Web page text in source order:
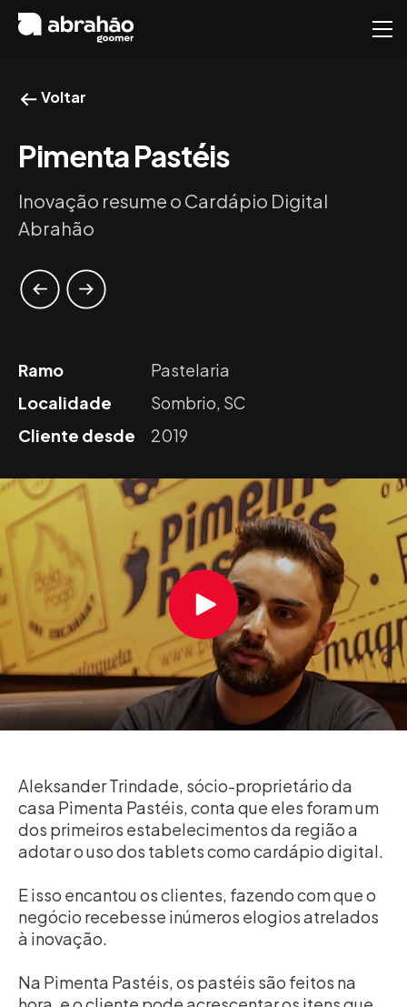
Voltar
Pimenta Pastéis
Inovação resume o Cardápio Digital
Abrahão
Ramo
Pastelaria
Localidade
Sombrio, SC
Cliente desde
2019
Aleksander Trindade, sócio-proprietário da
casa Pimenta Pastéis, conta que eles foram um
dos primeiros estabelecimentos da região a
adotar o uso dos tablets como cardápio digital.
E isso encantou os clientes, fazendo com que o
negócio recebesse inúmeros elogios atrelados
à inovação.
Na Pimenta Pastéis, os pastéis são feitos na